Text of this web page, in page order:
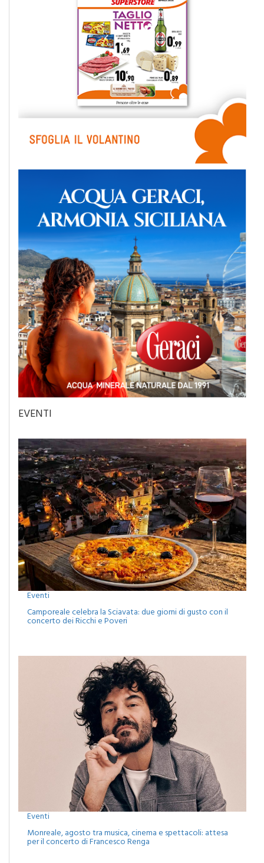
EVENTI
Eventi
Camporeale celebra la Sciavata: due giorni di gusto con il
concerto dei Ricchi e Poveri
Monreale, agosto tra musica, cinema e spettacoli: attesa
per il concerto di Francesco Renga